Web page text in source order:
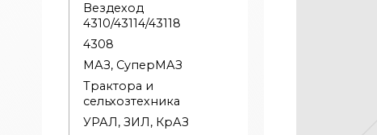
Вездеход
4310/43114/43118
4308
МАЗ, СуперМАЗ
Трактора и
сельхозтехника
УРАЛ, ЗИЛ, КрАЗ